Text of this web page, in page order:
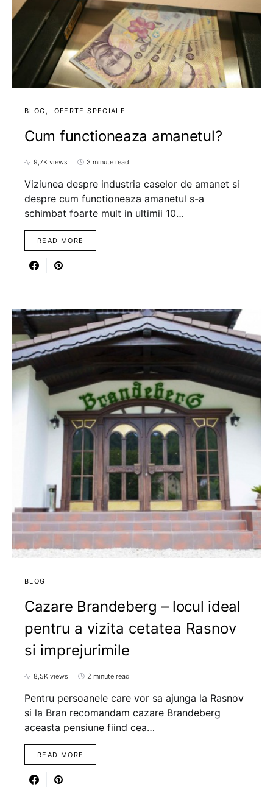
BLOG OFERTE SPECIALE
Cum functioneaza amanetul?
9,7K views 3 minute read
Viziunea despre industria caselor de amanet si
despre cum functioneaza amanetul s-a
schimbat foarte mult in ultimii 10…
READ MORE
BLOG
Cazare Brandeberg – locul ideal
pentru a vizita cetatea Rasnov
si imprejurimile
8,5K views 2 minute read
Pentru persoanele care vor sa ajunga la Rasnov
si la Bran recomandam cazare Brandeberg
aceasta pensiune fiind cea…
READ MORE